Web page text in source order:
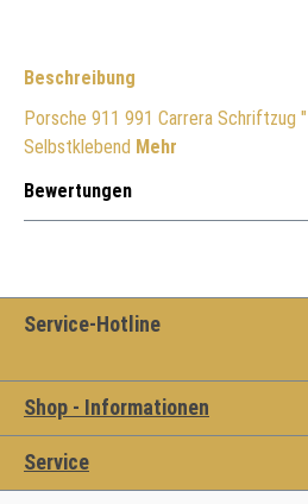
Beschreibung
Porsche 911 991 Carrera Schriftzug
Selbstklebend Mehr
Bewertungen
Service-Hotline
Shop - Informationen
Service